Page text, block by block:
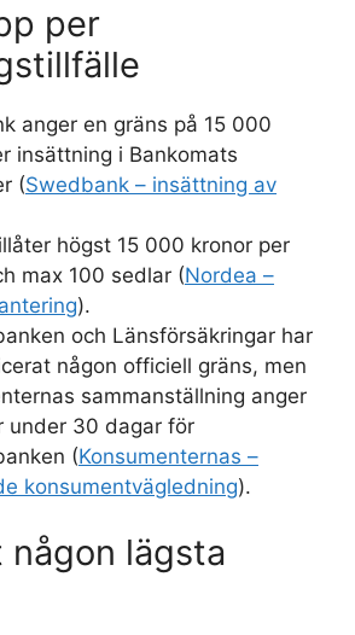
per
anger en gräns på 15 000
insättning i Bankomats
(Swedbank – insättning av
högst 15 000 kronor per
max 100 sedlar (Nordea –
).
och Länsförsäkringar har
någon officiell gräns, men
sammanställning anger
under 30 dagar för
(Konsumenternas –
konsumentvägledning).
någon lägsta